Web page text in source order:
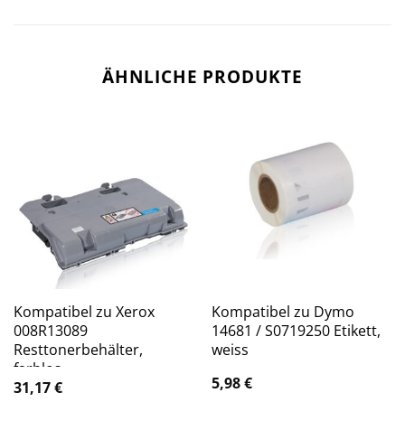
ÄHNLICHE PRODUKTE
Kompatibel zu Xerox
008R13089
Resttonerbehälter,
farblos
31,17€
Kompatibel zu Dymo
14681 / S0719250 Etikett,
weiss
5,98€